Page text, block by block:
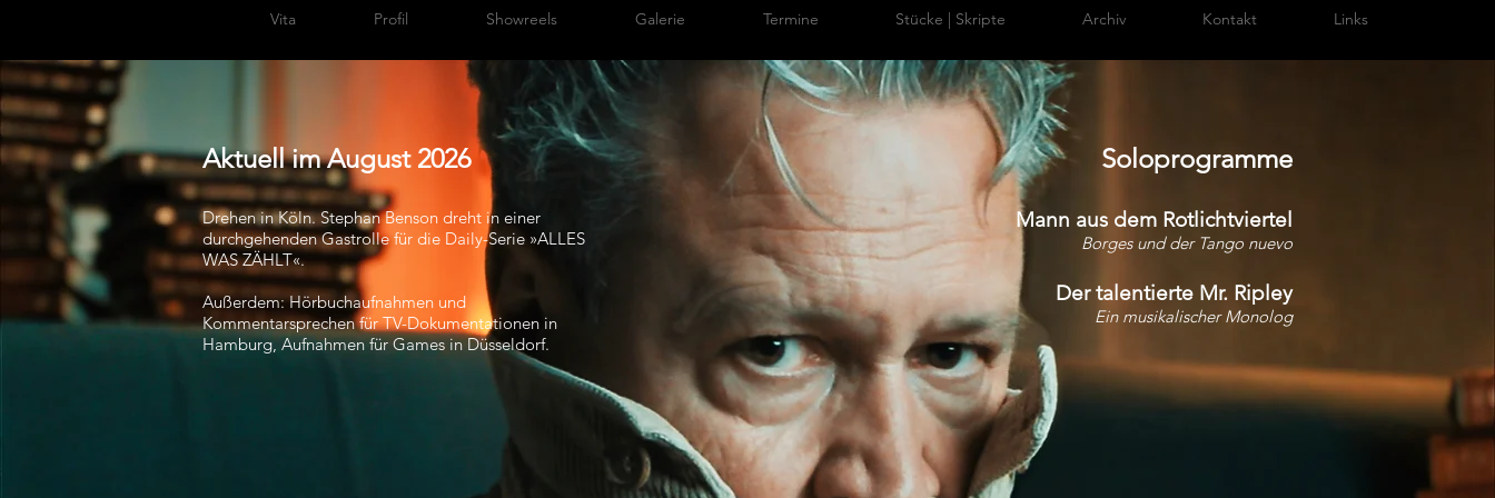
Vita Profil Showreels Galerie Termine Stücke | Skripte Archiv Kontakt Links
Aktuell im August2026
Drehen in Köln. Stephan Benson dreht in einer
durchgehenden Gastrolle für die Daily-Serie »ALLES
WAS ZÄHLT«.
Außerdem: Hörbuchaufnahmen und
Kommentarsprechen für TV-Dokumentationen in
Hamburg, Aufnahmen für Games in Düsseldorf.
Soloprogramme
Mann aus dem Rotlichtviertel
Borges und der Tango nuevo
Der talentierte Mr. Ripley
Ein musikalischer Monolog